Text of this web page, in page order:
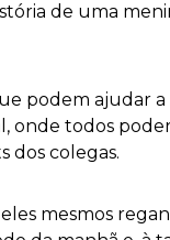
de uma
podem ajudar a
todos
dos colegas.
mesmos